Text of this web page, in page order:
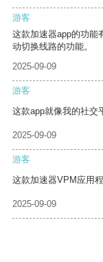
游客
这款加速器app的功能
动切换线路的功能。
2025-09-09
游客
这款app就像我的社交
2025-09-09
游客
这款加速器VPM应用
2025-09-09